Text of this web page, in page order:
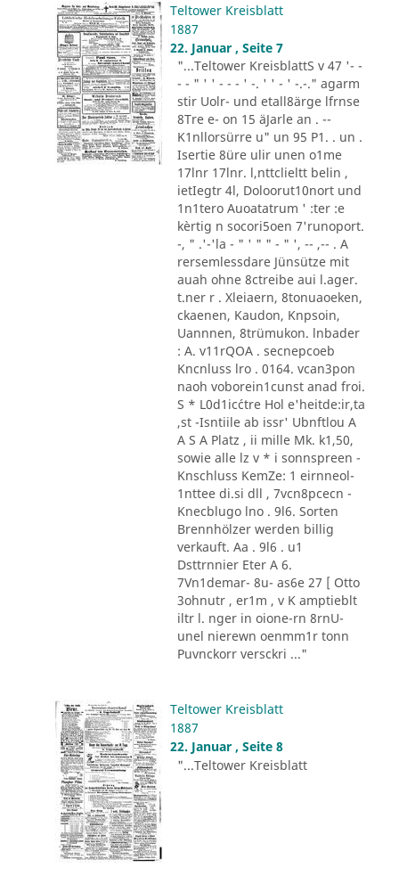
Teltower Kreisblatt
1887
22. Januar , Seite 7
"...Teltower KreisblattS v 47 '- -
- - " ' ' - - - ' -. ' ' - ' -.-." agarm
stir Uolr- und etall8ärge lfrnse
8Tre e- on 15 äJarle an . --
K1nllorsürre u" un 95 P1. . un .
Isertie 8üre ulir unen o1me
17lnr 17lnr. l,nttclieltt belin ,
ietIegtr 4l, Doloorut10nort und
1n1tero Auoatatrum ' :ter :e
kèrtig n socori5oen 7'runoport.
-, " .'-'la - " ' " " - " ', -- ,-- . A
rersemlessdare Jünsütze mit
auah ohne 8ctreibe aui l.ager.
t.ner r . Xleiaern, 8tonuaoeken,
ckaenen, Kaudon, Knpsoin,
Uannnen, 8trümukon. lnbader
: A. v11rQOA . secnepcoeb
Kncnluss lro . 0164. vcan3pon
naoh voborein1cunst anad froi.
S * L0d1ic´ctre Hol e'heitde:ir,ta
,st -Isntiile ab issr' Ubnftlou A
A S A Platz , ii mille Mk. k1,50,
sowie alle lz v * i sonnspreen -
Knschluss KemZe: 1 eirnneol-
1nttee di.si dll , 7vcn8pcecn -
Knecblugo lno . 9l6. Sorten
Brennhölzer werden billig
verkauft. Aa . 9l6 . u1
Dsttrnnier Eter A 6.
7Vn1demar- 8u- as6e 27 [ Otto
3ohnutr , er1m , v K amptieblt
iltr l. nger in oione-rn 8rnU-
unel nierewn oenmm1r tonn
Puvnckorr versckri ..."
Teltower Kreisblatt
1887
22. Januar , Seite 8
"...Teltower Kreisblatt